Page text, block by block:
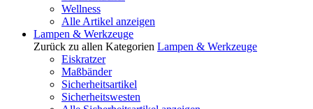
Wellness
Alle Artikel anzeigen
Lampen & Werkzeuge
Zurück zu allen Kategorien Lampen & Werkzeuge
Eiskratzer
Maßbänder
Sicherheitsartikel
Sicherheitswesten